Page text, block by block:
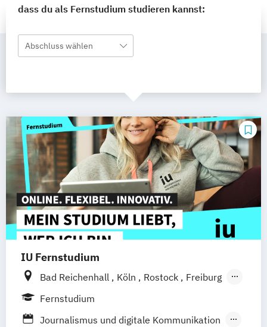
dass du als Fernstudium studieren kannst:
Abschluss wählen
IU Fernstudium
Bad Reichenhall Köln Rostock
Freiburg
Kiel
Frankfurt am Main
Fernstudium
Journalismus und digitale Kommunikation